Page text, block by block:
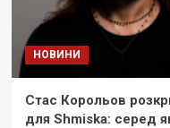
НОВИНИ
Стас Корольов
для Shmiska: серед